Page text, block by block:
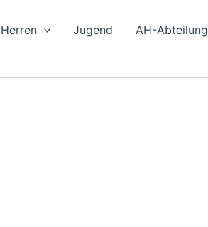
Herren Jugend AH-Abteilung